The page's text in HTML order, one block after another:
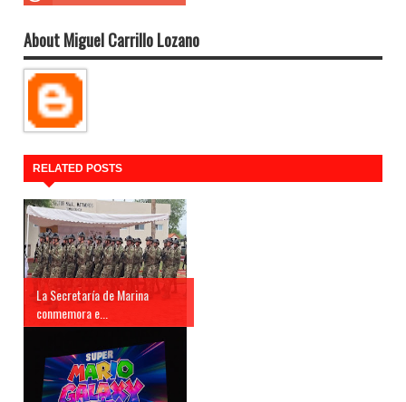
About Miguel Carrillo Lozano
RELATED POSTS
La Secretaría de Marina
conmemora e...